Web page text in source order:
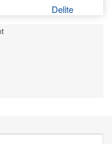
Delite